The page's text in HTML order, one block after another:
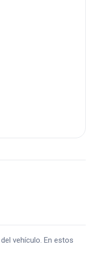
vehículo. En estos